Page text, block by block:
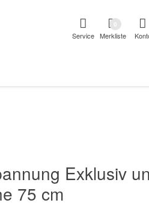
Service Merkliste
0
Exklusiv
75 cm